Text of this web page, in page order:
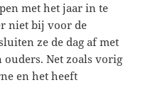
met het jaar in te
niet bij voor de
ze de dag af met
Net zoals vorig
en het heeft